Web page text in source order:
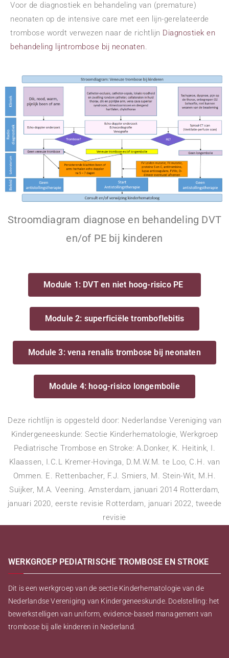
Voor de diagnostiek en behandeling van (premature)
neonaten op de intensive care met een lijn-gerelateerde
trombose wordt verwezen naar de richtlijn Diagnostiek en
behandeling lijntrombose bij neonaten.
Stroomdiagram diagnose en behandeling DVT
en/of PE bij kinderen
Module 1: DVT en niet hoog-risico PE
Module 2: superficiële tromboflebitis
Module 3: vena renalis trombose bij neonaten
Module 4: hoog-risico longembolie
Deze richtlijn is opgesteld door: Nederlandse Vereniging van
Kindergeneeskunde: Sectie Kinderhematologie, Werkgroep
Pediatrische Trombose en Stroke: A.Donker, K. Heitink, I.
Klaassen, I.C.L Kremer-Hovinga, D.M.W.M. te Loo, C.H. van
Ommen. E. Rettenbacher, F.J. Smiers, M. Stein-Wit, M.H.
Suijker, M.A. Veening. Amsterdam, januari 2014 Rotterdam,
januari 2020, eerste revisie Rotterdam, januari 2022, tweede
revisie
WERKGROEP PEDIATRISCHE TROMBOSE EN STROKE
Dit is een werkgroep van de sectie Kinderhematologie van de
Nederlandse Vereniging van Kindergeneeskunde. Doelstelling: het
bewerkstelligen van uniform, evidence-based management van
trombose bij alle kinderen in Nederland.